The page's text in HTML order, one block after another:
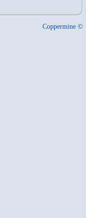
Coppermine ©